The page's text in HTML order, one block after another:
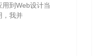
到Web设计当
，我并